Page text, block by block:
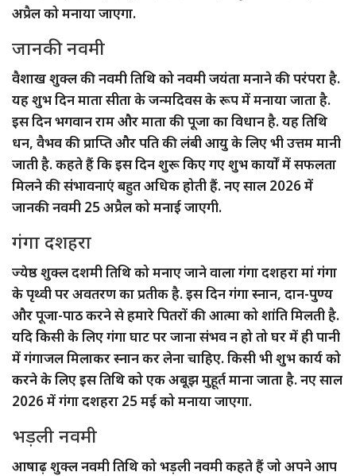
अप्रैल को मनाया जाएगा.
जानकी नवमी
वैशाख शुक्ल की नवमी तिथि को नवमी जयंता मनाने की परंपरा है.
यह शुभ दिन माता सीता के जन्मदिवस के रूप में मनाया जाता है.
इस दिन भगवान राम और माता की पूजा का विधान है. यह तिथि
धन, वैभव की प्राप्ति और पति की लंबी आयु के लिए भी उत्तम मानी
जाती है. कहते हैं कि इस दिन शुरू किए गए शुभ कार्यों में सफलता
मिलने की संभावनाएं बहुत अधिक होती हैं. नए साल 2026 में
जानकी नवमी 25 अप्रैल को मनाई जाएगी.
गंगा दशहरा
ज्येष्ठ शुक्ल दशमी तिथि को मनाए जाने वाला गंगा दशहरा मां गंगा
के पृथ्वी पर अवतरण का प्रतीक है. इस दिन गंगा स्नान, दान-पुण्य
और पूजा-पाठ करने से हमारे पितरों की आत्मा को शांति मिलती है.
यदि किसी के लिए गंगा घाट पर जाना संभव न हो तो घर में ही पानी
में गंगाजल मिलाकर स्नान कर लेना चाहिए. किसी भी शुभ कार्य को
करने के लिए इस तिथि को एक अबूझ मुहूर्त माना जाता है. नए साल
2026 में गंगा दशहरा 25 मई को मनाया जाएगा.
भड़ली नवमी
आषाढ़ शुक्ल नवमी तिथि को भड़ली नवमी कहते हैं जो अपने आप